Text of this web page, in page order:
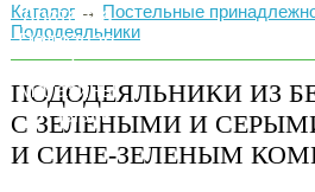
Каталог→ Постельные
Пододеяльники
ПОДОДЕЯЛЬНИКИ ИЗ
С ЗЕЛЕНЫМИ И
И СИНЕ-ЗЕЛЕНЫМ
Доставка
Полезная
инфа
Магазины
Отзывы
Видео